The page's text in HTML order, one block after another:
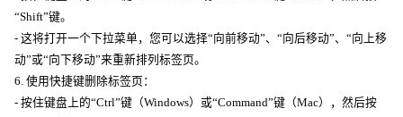
“Shift”键。
- 这将打开一个下拉菜单，您可以选择“向前移动”、“向后移动”、“向上移
动”或“向下移动”来重新排列标签页。
6. 使用快捷键删除标签页：
- 按住键盘上的“Ctrl”键（Windows）或“Command”键（Mac），然后按